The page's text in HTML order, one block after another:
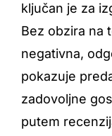
ključan je za
Bez obzira na
negativna,
pokazuje
zadovoljne
putem